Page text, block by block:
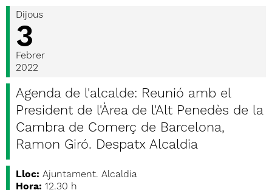
Dijous
3
Febrer
2022
Agenda de l'alcalde: Reunió amb el
President de l'Àrea de l'Alt Penedès de la
Cambra de Comerç de Barcelona,
Ramon Giró. Despatx Alcaldia
Lloc: Ajuntament. Alcaldia
Hora: 12.30 h